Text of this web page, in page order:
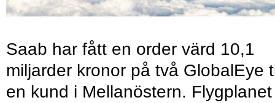
Saab har fått en order värd 10,1
miljarder kronor på två GlobalEye
en kund i Mellanöstern.